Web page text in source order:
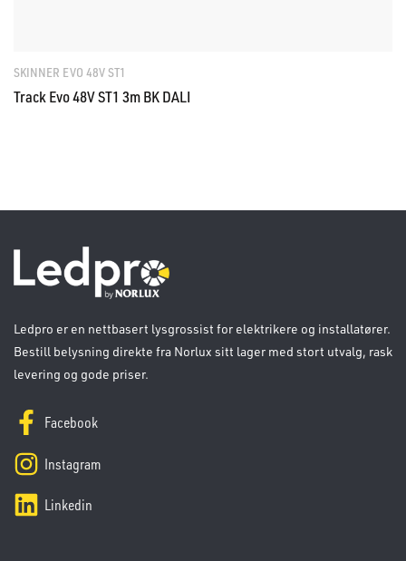
SKINNER EVO 48V ST1
Track Evo 48V ST1 3m BK DALI
Ledpro er en nettbasert lysgrossist for elektrikere og installatører.
Bestill belysning direkte fra Norlux sitt lager med stort utvalg, rask
levering og gode priser.
Facebook
Instagram
Linkedin